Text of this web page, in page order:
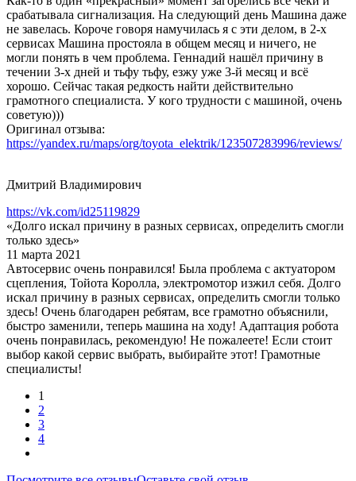
срабатывала сигнализация. На следующий день Машина даже
не завелась. Короче говоря намучилась я с эти делом, в 2-х
сервисах Машина простояла в общем месяц и ничего, не
могли понять в чем проблема. Геннадий нашёл причину в
течении 3-х дней и тьфу тьфу, езжу уже 3-й месяц и всё
хорошо. Сейчас такая редкость найти действительно
грамотного специалиста. У кого трудности с машиной, очень
советую)))
Оригинал отзыва:
https://yandex.ru/maps/org/toyota_elektrik/123507283996/reviews/
Дмитрий Владимирович
https://vk.com/id25119829
«Долго искал причину в разных сервисах, определить смогли
только здесь»
11 марта 2021
Автосервис очень понравился! Была проблема с актуатором
сцепления, Тойота Королла, электромотор изжил себя. Долго
искал причину в разных сервисах, определить смогли только
здесь! Очень благодарен ребятам, все грамотно объяснили,
быстро заменили, теперь машина на ходу! Адаптация робота
очень понравилась, рекомендую! Не пожалеете! Если стоит
выбор какой сервис выбрать, выбирайте этот! Грамотные
специалисты!
1
2
3
4